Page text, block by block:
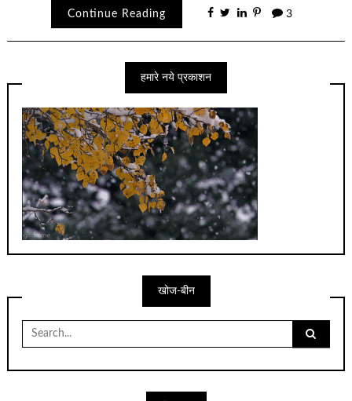
Continue Reading 3
हमारे नये प्रकाशन
खोज-बीन
Search
for: